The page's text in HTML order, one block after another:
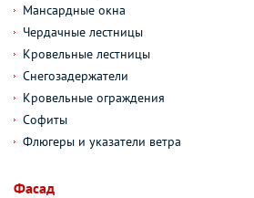
Мансардные окна
Чердачные лестницы
Кровельные лестницы
Снегозадержатели
Кровельные ограждения
Софиты
Флюгеры и указатели ветра
Фасад